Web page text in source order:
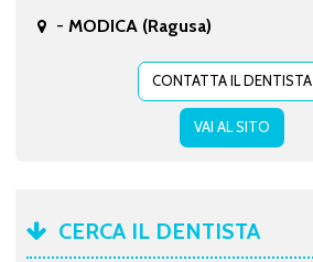
- MODICA (Ragusa)
CONTATTA IL DENTISTA
VAI AL SITO
CERCA IL DENTISTA